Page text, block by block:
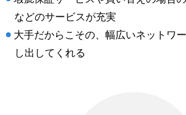
などのサービスが充実
大手だからこその、幅広いネットワ
し出してくれる